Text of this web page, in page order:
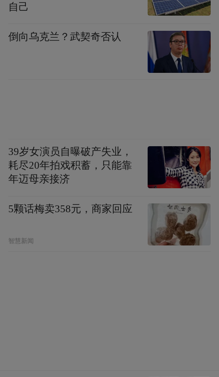
自己
倒向乌克兰？武契奇否认
39岁女演员自曝破产失业，
耗尽20年拍戏积蓄，只能靠
年迈母亲接济
5颗话梅卖358元，商家回应
智慧新闻